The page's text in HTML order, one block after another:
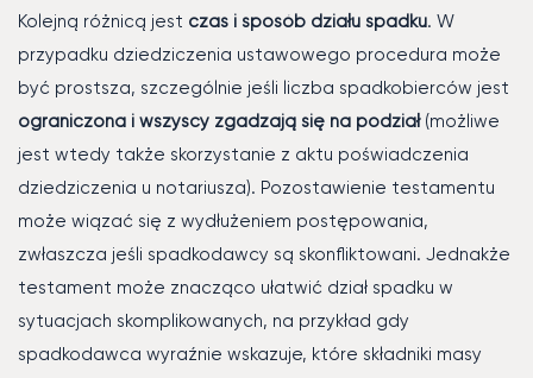
Kolejną różnicą jest czas i sposób działu spadku. W
przypadku dziedziczenia ustawowego procedura może
być prostsza, szczególnie jeśli liczba spadkobierców jest
ograniczona i wszyscy zgadzają się na podział(możliwe
jest wtedy także skorzystanie z aktu poświadczenia
dziedziczenia u notariusza). Pozostawienie testamentu
może wiązać się z wydłużeniem postępowania,
zwłaszcza jeśli spadkodawcy są skonfliktowani. Jednakże
testament może znacząco ułatwić dział spadku w
sytuacjach skomplikowanych, na przykład gdy
spadkodawca wyraźnie wskazuje, które składniki masy